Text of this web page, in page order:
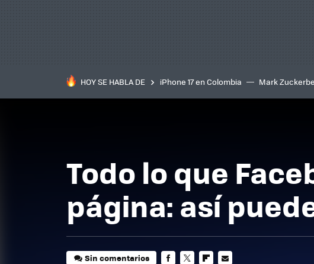
HOY SE HABLA DE iPhone 17 en Colombia Mark
inteligente
IA TCL C8K
Todo lo que
página: así
Sin comentarios